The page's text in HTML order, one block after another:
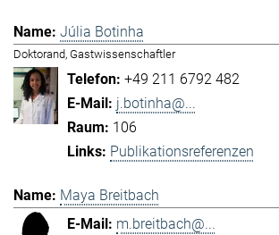
Júlia Botinha
Doktorand, Gastwissenschaftler
+49 211 6792 482
j.botinha@...
106
Publikationsreferenzen
Maya Breitbach
m.breitbach@...